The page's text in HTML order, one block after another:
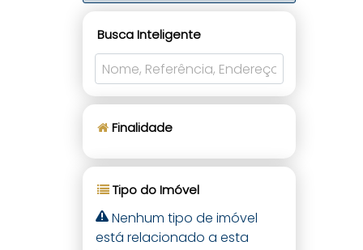
Busca Inteligente
Finalidade
Tipo do Imóvel
Nenhum tipo de imóvel
está relacionado a esta